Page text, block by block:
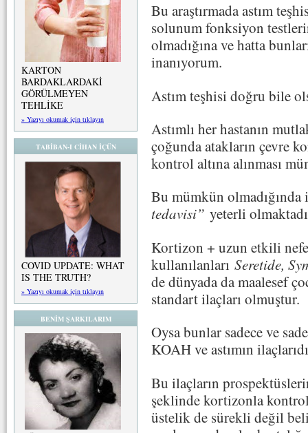
KARTON
BARDAKLARDAKİ
GÖRÜLMEYEN
TEHLİKE
» Yazıyı okumak için tıklayın
TABİBAN-I CİHAN İÇÜN
COVID UPDATE: WHAT
IS THE TRUTH?
» Yazıyı okumak için tıklayın
BENİM ŞARKILARIM
Bu araştırmada astım
solunum fonksiyon
olmadığına ve hatta
inanıyorum.
Astım teşhisi doğru bile
Astımlı her hastanın
çoğunda atakların çevre
kontrol altına alınması
Bu mümkün olmadığında
tedavisi” yeterli
Kortizon + uzun etkili
kullanılanları Seretide,
de dünyada da maalesef
standart ilaçları olmuştur.
Oysa bunlar sadece ve
KOAH ve astımın
Bu ilaçların
şeklinde kortizonla kontrol
üstelik de sürekli değil